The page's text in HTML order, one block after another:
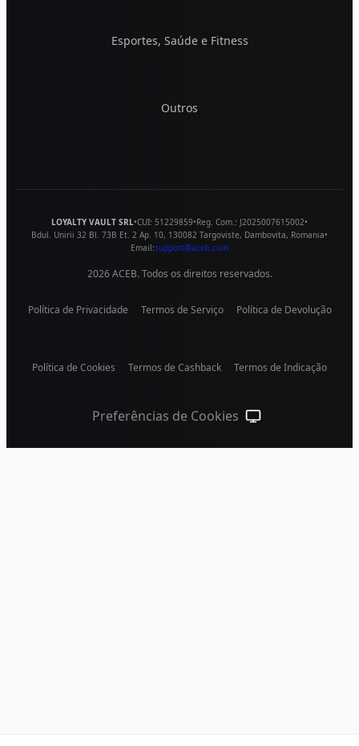
Esportes, Saúde e Fitness
Outros
LOYALTY VAULT SRL•CUI: 51229859•Reg. Com.: J2025007615002•
Bdul. Unirii 32 Bl. 73B Et. 2 Ap. 10, 130082 Targoviste, Dambovita, Romania•
Email:support@aceb.com
2026 ACEB. Todos os direitos reservados.
Política de Privacidade Termos de Serviço Política de Devolução
Política de Cookies Termos de Cashback Termos de Indicação
Preferências de Cookies Tema do sistema